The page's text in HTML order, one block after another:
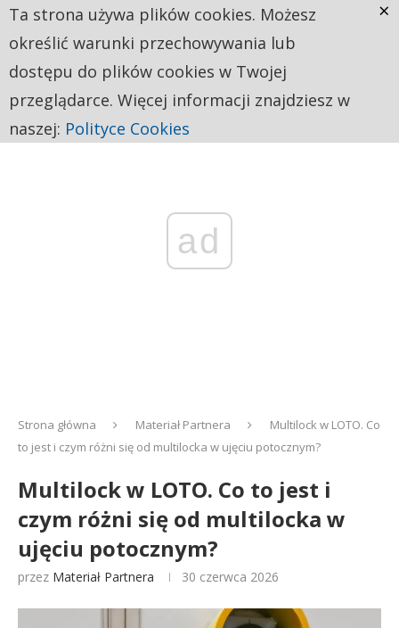
ad
Strona główna Materiał Partnera
Multilock w LOTO. Co
to jest i czym różni się od multilocka w ujęciu potocznym?
Multilock w LOTO. Co to jest i
czym różni się od multilocka w
ujęciu potocznym?
przez Materiał Partnera 30 czerwca 2026
Ta strona używa plików cookies. Możesz
określić warunki przechowywania lub
dostępu do plików cookies w Twojej
przeglądarce. Więcej informacji znajdziesz w
naszej: Polityce Cookies
×